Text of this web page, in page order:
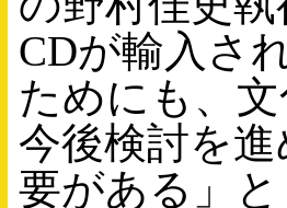
CDが輸入さ
ためにも、
今後検討を
要がある」